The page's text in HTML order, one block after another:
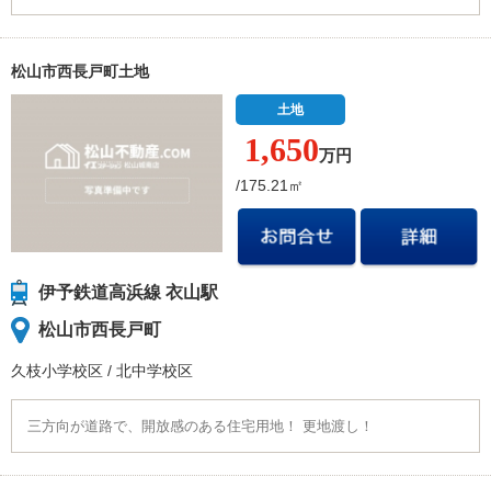
松山市西長戸町土地
土地
1,650万円
/175.21㎡
伊予鉄道高浜線 衣山駅
松山市西長戸町
久枝小学校区 / 北中学校区
三方向が道路で、開放感のある住宅用地！ 更地渡し！